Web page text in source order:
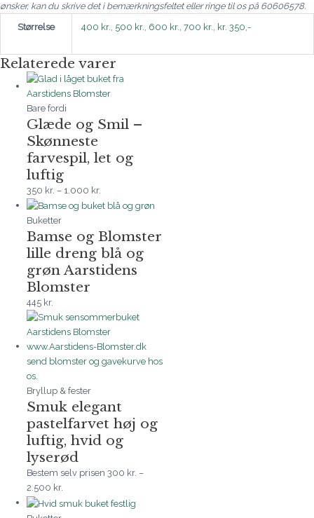
ønsker, kan du skrive det i bemærkningsfeltet eller ringe til os på 60606578.
Størrelse
400 kr., 500 kr., 600 kr., 700 kr., kr. 350,-
Relaterede varer
Bare fordi
Glæde og Smil –
Skønneste
farvespil, let og
luftig
350 kr. – 1.000 kr.
Buketter
Bamse og Blomster
lille dreng blå og
grøn Aarstidens
Blomster
445 kr.
Bryllup & fester
Smuk elegant
pastelfarvet høj og
luftig, hvid og
lyserød
Bestem selv prisen300 kr. –
2.500 kr.